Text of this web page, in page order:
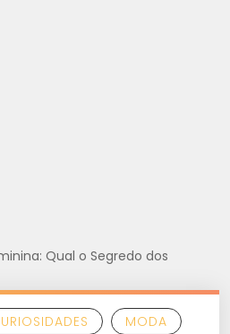
Qual o Segredo dos
MODA